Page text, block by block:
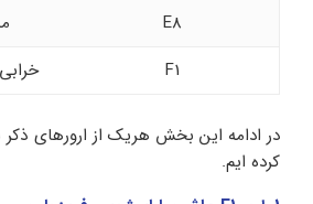
E8
F1
در ادامه این بخش هریک از ارورهای ذکر
کرده ایم.